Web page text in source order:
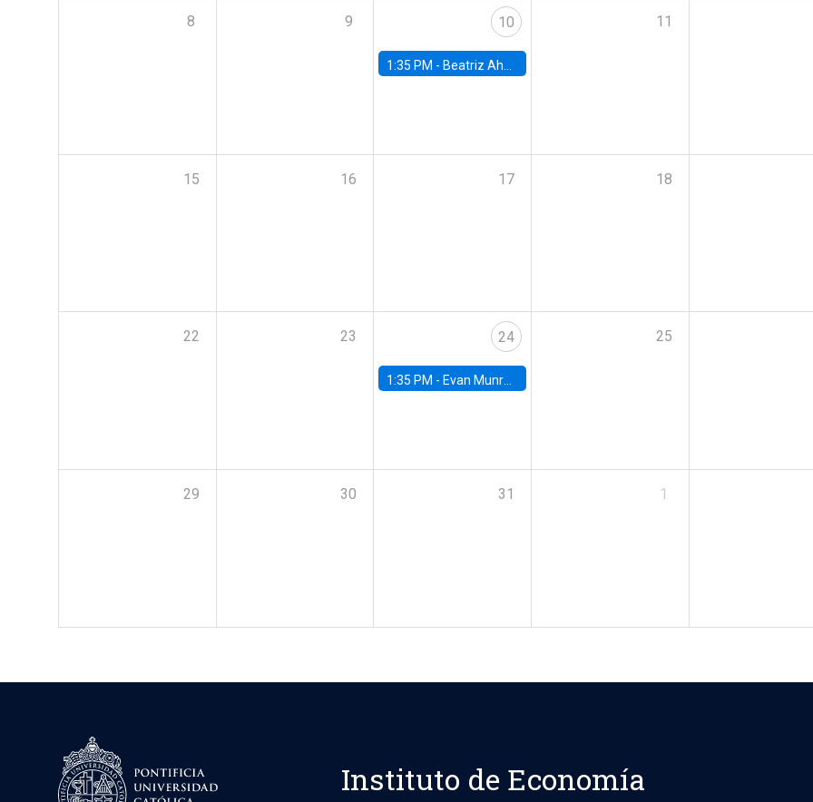
8 9 10
1:35 PM - Beatriz Ahumada, PhD candidate, Universidad de Pittsburgh
11
15 16 17 18
22 23 24
1:35 PM - Evan Munro, Neyman Visiting Assistant Professor in the Department of Statistics at UC Berkeley
25
29 30 31 1
Instituto de Economía